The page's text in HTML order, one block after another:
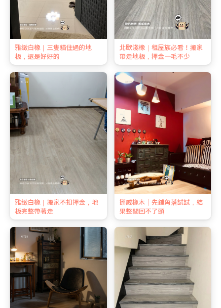
雅緻白橡｜三隻貓住過的地
板，還是好好的
北歐淺橡｜租屋族必看！搬家
帶走地板，押金一毛不少
雅緻白橡｜搬家不扣押金，地
板完整帶著走
挪威橡木｜先鋪角落試試，結
果整間回不了頭